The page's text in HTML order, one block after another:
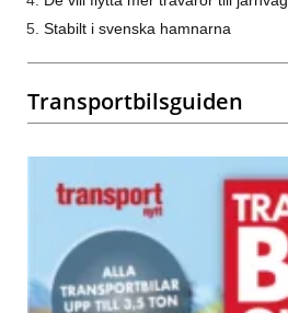
Stabilt i svenska hamnarna
Transportbilsguiden